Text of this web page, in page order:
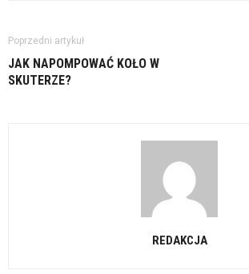
Poprzedni artykuł
JAK NAPOMPOWAĆ KOŁO W
SKUTERZE?
REDAKCJA